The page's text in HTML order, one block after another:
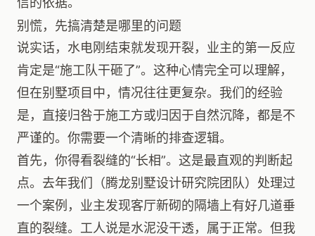
别慌，先搞清楚是哪里的问题
说实话，水电刚结束就发现开裂，业主的第一反应
肯定是“施工队干砸了”。这种心情完全可以理解，
但在别墅项目中，情况往往更复杂。我们的经验
是，直接归咎于施工方或归因于自然沉降，都是不
严谨的。你需要一个清晰的排查逻辑。
首先，你得看裂缝的“长相”。这是最直观的判断起
点。去年我们（腾龙别墅设计研究院团队）处理过
一个案例，业主发现客厅新砌的隔墙上有好几道垂
直的裂缝。工人说是水泥没干透，属于正常。但我